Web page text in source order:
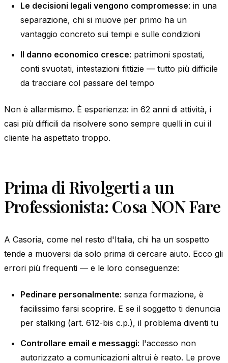
Le decisioni legali vengono compromesse: in una
separazione, chi si muove per primo ha un
vantaggio concreto sui tempi e sulle condizioni
Il danno economico cresce: patrimoni spostati,
conti svuotati, intestazioni fittizie — tutto più difficile
da tracciare col passare del tempo
Non è allarmismo. È esperienza: in 62 anni di attività, i
casi più difficili da risolvere sono sempre quelli in cui il
cliente ha aspettato troppo.
Prima di Rivolgerti a un
Professionista: Cosa NON Fare
A Casoria, come nel resto d'Italia, chi ha un sospetto
tende a muoversi da solo prima di cercare aiuto. Ecco gli
errori più frequenti — e le loro conseguenze:
Pedinare personalmente: senza formazione, è
facilissimo farsi scoprire. E se il soggetto ti denuncia
per stalking (art. 612-bis c.p.), il problema diventi tu
Controllare email e messaggi: l'accesso non
autorizzato a comunicazioni altrui è reato. Le prove